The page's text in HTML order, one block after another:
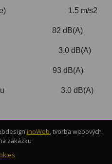
(vibrace) 1.5 m/s2
82 dB(A)
tlaku 3.0 dB(A)
93 dB(A)
výkonu 3.0 dB(A)
inoWeb, tvorba webových
zakázku